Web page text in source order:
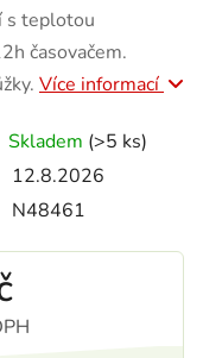
s teplotou
časovačem.
Více informací
Skladem (>5 ks)
12.8.2026
N48461